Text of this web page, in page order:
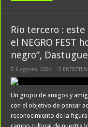
Rio tercero :
el NEGRO FEST
negro”, Dastugue
6 agosto, 2024
Un grupo de amigos y
con el objetivo de pensar
reconocimiento de la